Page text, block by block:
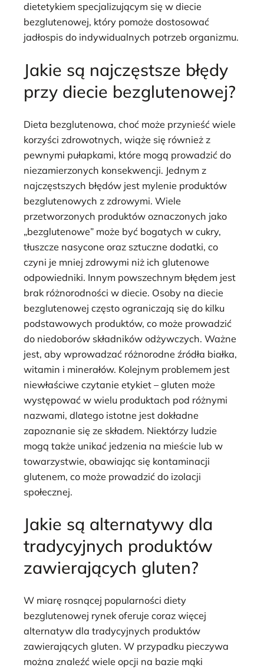
dietetykiem specjalizującym się w diecie
bezglutenowej, który pomoże dostosować
jadłospis do indywidualnych potrzeb organizmu.
Jakie są najczęstsze błędy
przy diecie bezglutenowej?
Dieta bezglutenowa, choć może przynieść wiele
korzyści zdrowotnych, wiąże się również z
pewnymi pułapkami, które mogą prowadzić do
niezamierzonych konsekwencji. Jednym z
najczęstszych błędów jest mylenie produktów
bezglutenowych z zdrowymi. Wiele
przetworzonych produktów oznaczonych jako
„bezglutenowe” może być bogatych w cukry,
tłuszcze nasycone oraz sztuczne dodatki, co
czyni je mniej zdrowymi niż ich glutenowe
odpowiedniki. Innym powszechnym błędem jest
brak różnorodności w diecie. Osoby na diecie
bezglutenowej często ograniczają się do kilku
podstawowych produktów, co może prowadzić
do niedoborów składników odżywczych. Ważne
jest, aby wprowadzać różnorodne źródła białka,
witamin i minerałów. Kolejnym problemem jest
niewłaściwe czytanie etykiet – gluten może
występować w wielu produktach pod różnymi
nazwami, dlatego istotne jest dokładne
zapoznanie się ze składem. Niektórzy ludzie
mogą także unikać jedzenia na mieście lub w
towarzystwie, obawiając się kontaminacji
glutenem, co może prowadzić do izolacji
społecznej.
Jakie są alternatywy dla
tradycyjnych produktów
zawierających gluten?
W miarę rosnącej popularności diety
bezglutenowej rynek oferuje coraz więcej
alternatyw dla tradycyjnych produktów
zawierających gluten. W przypadku pieczywa
można znaleźć wiele opcji na bazie mąki